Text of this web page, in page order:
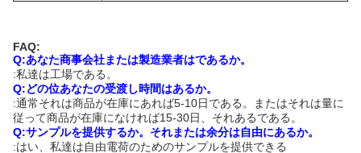
FAQ:
Q:あなた商事会社または製造業者はであるか。
:私達は工場である。
Q:どの位あなたの受渡し時間はあるか。
:通常それは商品が在庫にあれば5-10日である。またはそれは量に
従って商品が在庫になければ15-30日、それあるである。
Q:サンプルを提供するか。それまたは余分は自由にあるか。
:はい、私達は自由電荷のためのサンプルを提供できる